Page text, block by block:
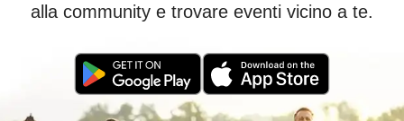
alla community e trovare eventi vicino a te.